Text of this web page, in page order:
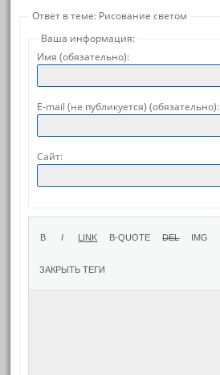
Ответ в теме: Рисование светом
Ваша информация:
Имя (обязательно):
E-mail (не публикуется) (обязательно):
Сайт: